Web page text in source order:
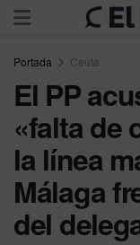
Portada Ceuta
El PP
«falta de
la línea
Málaga
del